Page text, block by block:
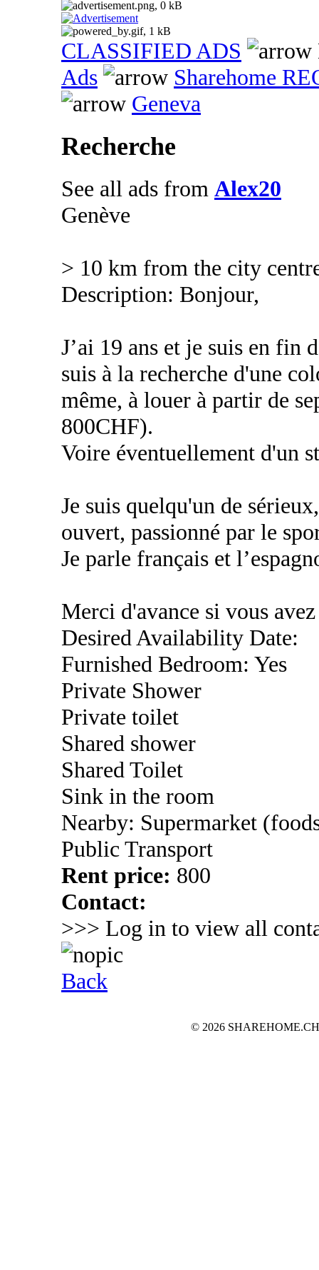
CLASSIFIED ADS
Ads
Sharehome
Geneva
Recherche
See all ads from Alex20
Genève
> 10 km from the city
Description: Bonjour,
J’ai 19 ans et je suis en fin
suis à la recherche d'une
même, à louer à partir de
800CHF).
Voire éventuellement d'un
Je suis quelqu'un de
ouvert, passionné par le
Je parle français et
Merci d'avance si vous
Desired Availability Date:
Furnished Bedroom: Yes
Private Shower
Private toilet
Shared shower
Shared Toilet
Sink in the room
Nearby: Supermarket
Public Transport
Rent price: 800
Contact:
>>> Log in to view all
Back
© 2026